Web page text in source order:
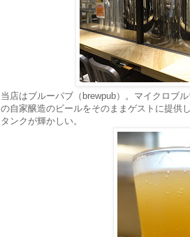
当店はブルーパブ（brewpub）。マイクロブ
の自家醸造のビールをそのままゲストに提供
タンクが輝かしい。